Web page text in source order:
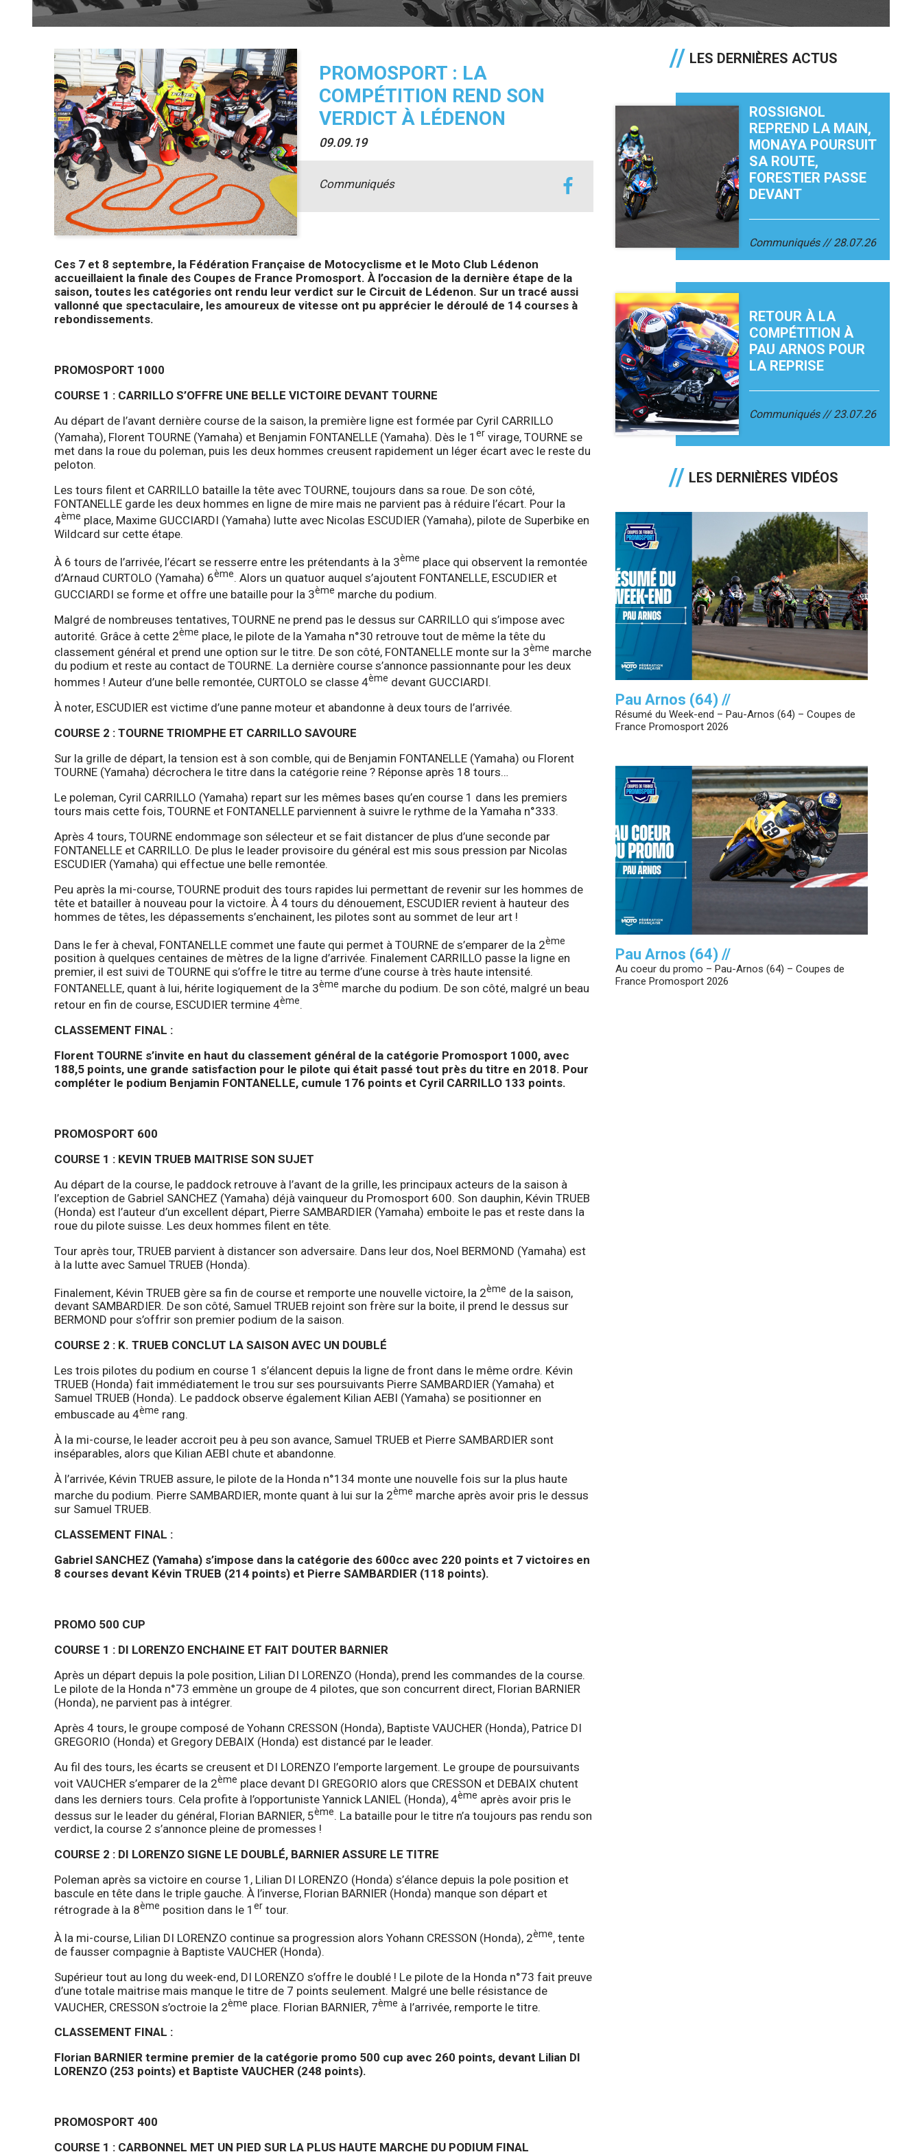
PROMOSPORT : LA
COMPÉTITION REND SON
VERDICT À LÉDENON
09.09.19
Communiqués
Ces 7 et 8 septembre, la Fédération Française de Motocyclisme et le Moto Club Lédenon
accueillaient la finale des Coupes de France Promosport. À l’occasion de la dernière étape de la
saison, toutes les catégories ont rendu leur verdict sur le Circuit de Lédenon. Sur un tracé aussi
vallonné que spectaculaire, les amoureux de vitesse ont pu apprécier le déroulé de 14 courses à
rebondissements.
PROMOSPORT 1000
COURSE 1 : CARRILLO S’OFFRE UNE BELLE VICTOIRE DEVANT TOURNE
Au départ de l’avant dernière course de la saison, la première ligne est formée par Cyril CARRILLO
(Yamaha), Florent TOURNE (Yamaha) et Benjamin FONTANELLE (Yamaha). Dès le 1 er virage, TOURNE se
met dans la roue du poleman, puis les deux hommes creusent rapidement un léger écart avec le reste du
peloton.
Les tours filent et CARRILLO bataille la tête avec TOURNE, toujours dans sa roue. De son côté,
FONTANELLE garde les deux hommes en ligne de mire mais ne parvient pas à réduire l’écart. Pour la
4ème place, Maxime GUCCIARDI (Yamaha) lutte avec Nicolas ESCUDIER (Yamaha), pilote de Superbike en
Wildcard sur cette étape.
À 6 tours de l’arrivée, l’écart se resserre entre les prétendants à la 3ème place qui observent la remontée
d’Arnaud CURTOLO (Yamaha) 6ème. Alors un quatuor auquel s’ajoutent FONTANELLE, ESCUDIER et
GUCCIARDI se forme et offre une bataille pour la 3ème marche du podium.
Malgré de nombreuses tentatives, TOURNE ne prend pas le dessus sur CARRILLO qui s’impose avec
autorité. Grâce à cette 2ème place, le pilote de la Yamaha n°30 retrouve tout de même la tête du
classement général et prend une option sur le titre. De son côté, FONTANELLE monte sur la 3ème marche
du podium et reste au contact de TOURNE. La dernière course s’annonce passionnante pour les deux
hommes ! Auteur d’une belle remontée, CURTOLO se classe 4ème devant GUCCIARDI.
À noter, ESCUDIER est victime d’une panne moteur et abandonne à deux tours de l’arrivée.
COURSE 2 : TOURNE TRIOMPHE ET CARRILLO SAVOURE
Sur la grille de départ, la tension est à son comble, qui de Benjamin FONTANELLE (Yamaha) ou Florent
TOURNE (Yamaha) décrochera le titre dans la catégorie reine ? Réponse après 18 tours…
Le poleman, Cyril CARRILLO (Yamaha) repart sur les mêmes bases qu’en course 1 dans les premiers
tours mais cette fois, TOURNE et FONTANELLE parviennent à suivre le rythme de la Yamaha n°333.
Après 4 tours, TOURNE endommage son sélecteur et se fait distancer de plus d’une seconde par
FONTANELLE et CARRILLO. De plus le leader provisoire du général est mis sous pression par Nicolas
ESCUDIER (Yamaha) qui effectue une belle remontée.
Peu après la mi-course, TOURNE produit des tours rapides lui permettant de revenir sur les hommes de
tête et batailler à nouveau pour la victoire. À 4 tours du dénouement, ESCUDIER revient à hauteur des
hommes de têtes, les dépassements s’enchainent, les pilotes sont au sommet de leur art !
Dans le fer à cheval, FONTANELLE commet une faute qui permet à TOURNE de s’emparer de la 2ème
position à quelques centaines de mètres de la ligne d’arrivée. Finalement CARRILLO passe la ligne en
premier, il est suivi de TOURNE qui s’offre le titre au terme d’une course à très haute intensité.
FONTANELLE, quant à lui, hérite logiquement de la 3ème marche du podium. De son côté, malgré un beau
retour en fin de course, ESCUDIER termine 4ème.
CLASSEMENT FINAL :
Florent TOURNE s’invite en haut du classement général de la catégorie Promosport 1000, avec
188,5 points, une grande satisfaction pour le pilote qui était passé tout près du titre en 2018. Pour
compléter le podium Benjamin FONTANELLE, cumule 176 points et Cyril CARRILLO 133 points.
PROMOSPORT 600
COURSE 1 : KEVIN TRUEB MAITRISE SON SUJET
Au départ de la course, le paddock retrouve à l’avant de la grille, les principaux acteurs de la saison à
l’exception de Gabriel SANCHEZ (Yamaha) déjà vainqueur du Promosport 600. Son dauphin, Kévin TRUEB
(Honda) est l’auteur d’un excellent départ, Pierre SAMBARDIER (Yamaha) emboite le pas et reste dans la
roue du pilote suisse. Les deux hommes filent en tête.
Tour après tour, TRUEB parvient à distancer son adversaire. Dans leur dos, Noel BERMOND (Yamaha) est
à la lutte avec Samuel TRUEB (Honda).
Finalement, Kévin TRUEB gère sa fin de course et remporte une nouvelle victoire, la 2ème de la saison,
devant SAMBARDIER. De son côté, Samuel TRUEB rejoint son frère sur la boite, il prend le dessus sur
BERMOND pour s’offrir son premier podium de la saison.
COURSE 2 : K. TRUEB CONCLUT LA SAISON AVEC UN DOUBLÉ
Les trois pilotes du podium en course 1 s’élancent depuis la ligne de front dans le même ordre. Kévin
TRUEB (Honda) fait immédiatement le trou sur ses poursuivants Pierre SAMBARDIER (Yamaha) et
Samuel TRUEB (Honda). Le paddock observe également Kilian AEBI (Yamaha) se positionner en
embuscade au 4ème rang.
À la mi-course, le leader accroit peu à peu son avance, Samuel TRUEB et Pierre SAMBARDIER sont
inséparables, alors que Kilian AEBI chute et abandonne.
À l’arrivée, Kévin TRUEB assure, le pilote de la Honda n°134 monte une nouvelle fois sur la plus haute
marche du podium. Pierre SAMBARDIER, monte quant à lui sur la 2ème marche après avoir pris le dessus
sur Samuel TRUEB.
CLASSEMENT FINAL :
Gabriel SANCHEZ (Yamaha) s’impose dans la catégorie des 600cc avec 220 points et 7 victoires en
8 courses devant Kévin TRUEB (214 points) et Pierre SAMBARDIER (118 points).
PROMO 500 CUP
COURSE 1 : DI LORENZO ENCHAINE ET FAIT DOUTER BARNIER
Après un départ depuis la pole position, Lilian DI LORENZO (Honda), prend les commandes de la course.
Le pilote de la Honda n°73 emmène un groupe de 4 pilotes, que son concurrent direct, Florian BARNIER
(Honda), ne parvient pas à intégrer.
Après 4 tours, le groupe composé de Yohann CRESSON (Honda), Baptiste VAUCHER (Honda), Patrice DI
GREGORIO (Honda) et Gregory DEBAIX (Honda) est distancé par le leader.
Au fil des tours, les écarts se creusent et DI LORENZO l’emporte largement. Le groupe de poursuivants
voit VAUCHER s’emparer de la 2ème place devant DI GREGORIO alors que CRESSON et DEBAIX chutent
dans les derniers tours. Cela profite à l’opportuniste Yannick LANIEL (Honda), 4ème après avoir pris le
dessus sur le leader du général, Florian BARNIER, 5ème. La bataille pour le titre n’a toujours pas rendu son
verdict, la course 2 s’annonce pleine de promesses !
COURSE 2 : DI LORENZO SIGNE LE DOUBLÉ, BARNIER ASSURE LE TITRE
Poleman après sa victoire en course 1, Lilian DI LORENZO (Honda) s’élance depuis la pole position et
bascule en tête dans le triple gauche. À l’inverse, Florian BARNIER (Honda) manque son départ et
rétrograde à la 8ème position dans le 1 er tour.
À la mi-course, Lilian DI LORENZO continue sa progression alors Yohann CRESSON (Honda), 2ème, tente
de fausser compagnie à Baptiste VAUCHER (Honda).
Supérieur tout au long du week-end, DI LORENZO s’offre le doublé ! Le pilote de la Honda n°73 fait preuve
d’une totale maitrise mais manque le titre de 7 points seulement. Malgré une belle résistance de
VAUCHER, CRESSON s’octroie la 2ème place. Florian BARNIER, 7ème à l’arrivée, remporte le titre.
CLASSEMENT FINAL :
Florian BARNIER termine premier de la catégorie promo 500 cup avec 260 points, devant Lilian DI
LORENZO (253 points) et Baptiste VAUCHER (248 points).
PROMOSPORT 400
COURSE 1 : CARBONNEL MET UN PIED SUR LA PLUS HAUTE MARCHE DU PODIUM FINAL
LES DERNIÈRES ACTUS
ROSSIGNOL
REPREND LA MAIN,
MONAYA POURSUIT
SA ROUTE,
FORESTIER PASSE
DEVANT
Communiqués 28.07.26
RETOUR À LA
COMPÉTITION À
PAU ARNOS POUR
LA REPRISE
Communiqués 23.07.26
LES DERNIÈRES VIDÉOS
Pau Arnos (64) //
Résumé du Week-end – Pau-Arnos (64) – Coupes de
France Promosport 2026
Pau Arnos (64) //
Au coeur du promo – Pau-Arnos (64) – Coupes de
France Promosport 2026